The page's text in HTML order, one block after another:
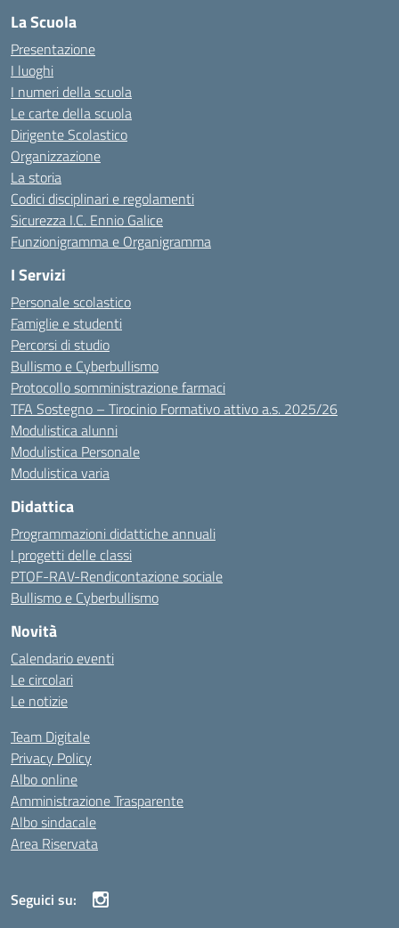
La Scuola
Presentazione
I luoghi
I numeri della scuola
Le carte della scuola
Dirigente Scolastico
Organizzazione
La storia
Codici disciplinari e regolamenti
Sicurezza I.C. Ennio Galice
Funzionigramma e Organigramma
I Servizi
Personale scolastico
Famiglie e studenti
Percorsi di studio
Bullismo e Cyberbullismo
Protocollo somministrazione farmaci
TFA Sostegno – Tirocinio Formativo attivo a.s. 2025/26
Modulistica alunni
Modulistica Personale
Modulistica varia
Didattica
Programmazioni didattiche annuali
I progetti delle classi
PTOF-RAV-Rendicontazione sociale
Bullismo e Cyberbullismo
Novità
Calendario eventi
Le circolari
Le notizie
Team Digitale
Privacy Policy
Albo online
Amministrazione Trasparente
Albo sindacale
Area Riservata
Seguici su: